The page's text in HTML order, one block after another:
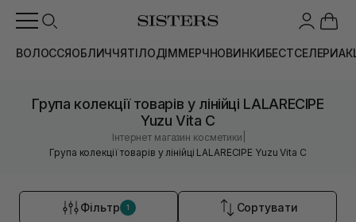
ВОЛОССЯОБЛИЧЧЯТІЛОДІММЕРЧНОВИНКИБЕСТСЕЛЕРИ
Група колекції товарів у лінійці LALARECIPE
Yuzu Vita C
Інтернет магазин косметики
Група колекції товарів у лінійці LALARECIPE Yuzu Vita C
Фільтр 1 Сортувати